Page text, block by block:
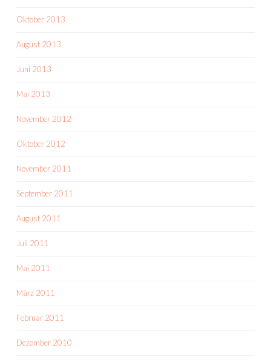
Oktober 2013
August 2013
Juni 2013
Mai 2013
November 2012
Oktober 2012
November 2011
September 2011
August 2011
Juli 2011
Mai 2011
März 2011
Februar 2011
Dezember 2010